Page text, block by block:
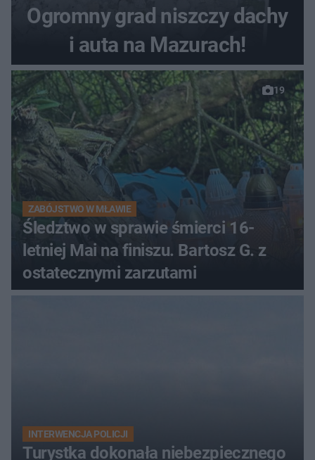
Ogromny grad niszczy dachy
i auta na Mazurach!
19
ZABÓJSTWO W MŁAWIE
Śledztwo w sprawie śmierci 16-
letniej Mai na finiszu. Bartosz G. z
ostatecznymi zarzutami
INTERWENCJA POLICJI
Turystka dokonała niebezpiecznego